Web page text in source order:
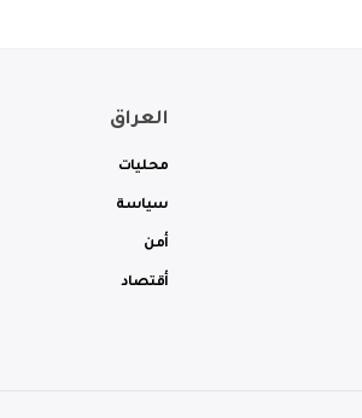
العراق
محليات
سياسة
أمن
أقتصاد